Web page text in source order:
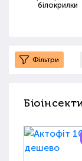
білокрилки
Фільтри